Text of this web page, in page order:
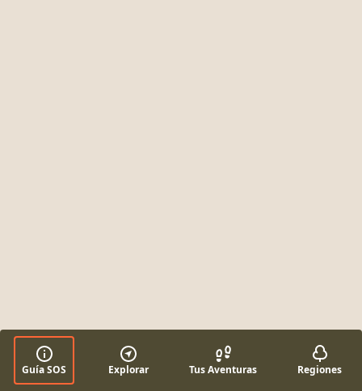
Guía SOS Explorar Tus Aventuras Regiones